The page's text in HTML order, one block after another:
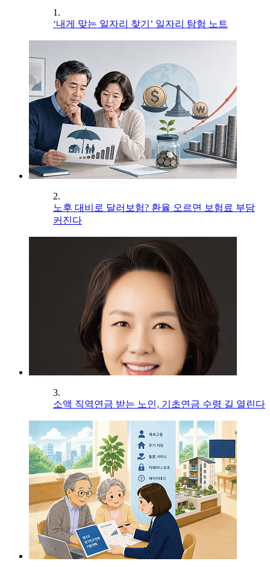
1.
‘내게 맞는 일자리 찾기’ 일자리 탐험 노트
2.
노후 대비로 달러보험? 환율 오르면 보험료 부담
커진다
3.
소액 직역연금 받는 노인, 기초연금 수령 길 열린다